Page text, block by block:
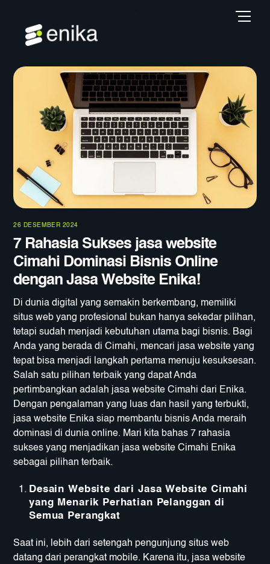
content
26 DESEMBER 2024
7 Rahasia Sukses jasa website
Cimahi Dominasi Bisnis Online
dengan Jasa Website Enika!
Di dunia digital yang semakin berkembang, memiliki
situs web yang profesional bukan hanya sekedar pilihan,
tetapi sudah menjadi kebutuhan utama bagi bisnis. Bagi
Anda yang berada di Cimahi, mencari jasa website yang
tepat bisa menjadi langkah pertama menuju kesuksesan.
Salah satu pilihan terbaik yang dapat Anda
pertimbangkan adalah jasa website Cimahi dari Enika.
Dengan pengalaman yang luas dan hasil yang terbukti,
jasa website Enika siap membantu bisnis Anda meraih
dominasi di dunia online. Mari kita bahas 7 rahasia
sukses yang menjadikan jasa website Cimahi Enika
sebagai pilihan terbaik.
Desain Website dari Jasa Website Cimahi
yang Menarik Perhatian Pelanggan di
Semua Perangkat
Saat ini, lebih dari setengah pengunjung situs web
datang dari perangkat mobile. Karena itu, jasa website